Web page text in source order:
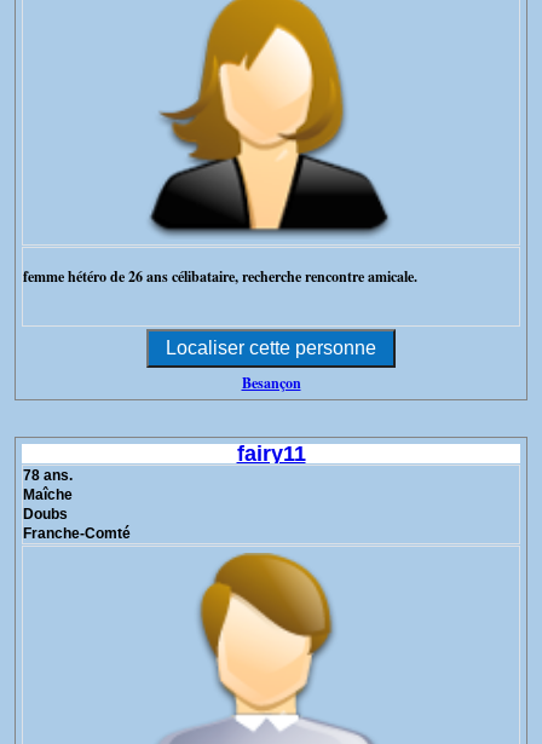
femme hétéro de 26 ans célibataire, recherche rencontre amicale.
Besançon
fairy11
78 ans.
Maîche
Doubs
Franche-Comté